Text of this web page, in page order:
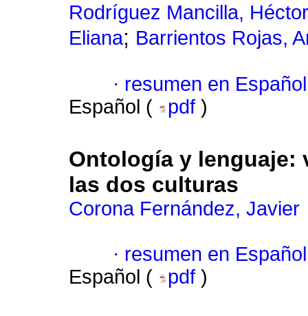
Rodríguez Mancilla,
Eliana; Barrientos Rojas,
· resumen en Español
Español (
pdf )
Ontología y lenguaje:
las dos culturas
Corona Fernández, Javier
· resumen en Español
Español (
pdf )